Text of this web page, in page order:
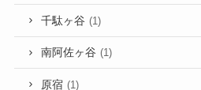
千駄ヶ谷 (1)
南阿佐ヶ谷 (1)
原宿 (1)